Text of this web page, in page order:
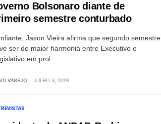
Bolsonaro diante de
semestre conturbado
Jason Vieira afirma que segundo semestre
ser de maior harmonia entre Executivo e
em prol…
VAREJO JULHO 3, 2019